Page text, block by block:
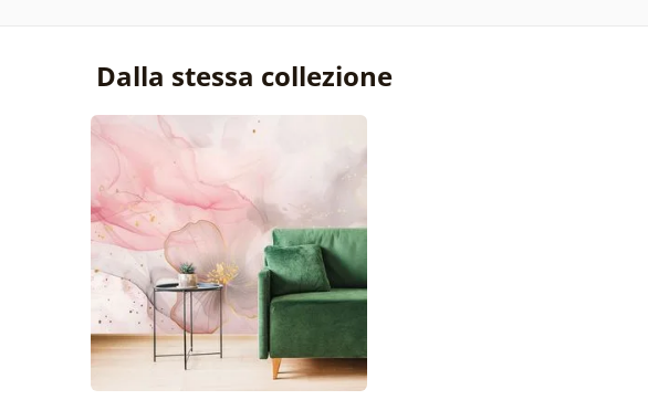
Dalla stessa collezione